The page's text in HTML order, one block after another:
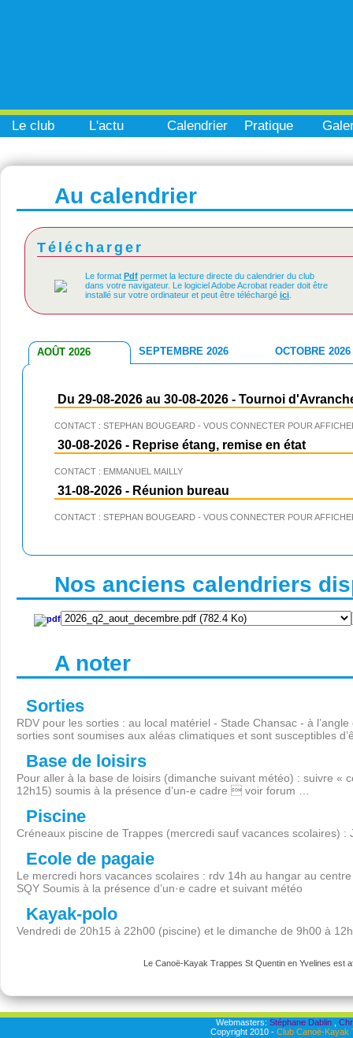
Le club L'actu Calendrier Pratique
Au calendrier
Télécharger
Le format Pdf permet la lecture directe du calendrier du club
dans votre navigateur. Le logiciel Adobe Acrobat reader doit être
installé sur votre ordinateur et peut être téléchargé ici
AOÛT 2026 SEPTEMBRE 2026 OCTOBRE 2026
Du 29-08-2026 au 30-08-2026 - Tournoi
CONTACT : STEPHAN BOUGEARD - VOUS CONNECTER POUR
30-08-2026 - Reprise étang, remise en état
CONTACT : EMMANUEL MAILLY
31-08-2026 - Réunion bureau
CONTACT : STEPHAN BOUGEARD - VOUS CONNECTER POUR
Nos anciens calendriers
A noter
Sorties
RDV pour les sorties : au local matériel - Stade Chansac - à
sorties sont soumises aux aléas climatiques et sont susceptibles
Base de loisirs
Pour aller à la base de loisirs (dimanche suivant météo) : suivre
12h15) soumis à la présence d’un-e cadre  voir forum …
Piscine
Créneaux piscine de Trappes (mercredi sauf vacances scolaires)
Ecole de pagaie
Le mercredi hors vacances scolaires : rdv 14h au hangar au
SQY Soumis à la présence d’un·e cadre et suivant météo
Kayak-polo
Vendredi de 20h15 à 22h00 (piscine) et le dimanche de 9h00 à
Le Canoë-Kayak Trappes St Quentin en Yvelines est
Webmasters: Stéphane Dablin,
Copyright 2010 - Club Canoë-Kayak